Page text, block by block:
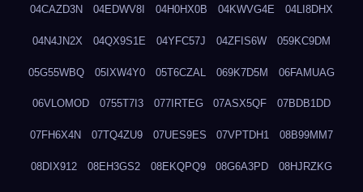
04CAZD3N 04EDWV8I 04H0HX0B 04KWVG4E 04LI8DHX
04N4JN2X 04QX9S1E 04YFC57J 04ZFIS6W 059KC9DM
05G55WBQ 05IXW4Y0 05T6CZAL 069K7D5M 06FAMUAG
06VLOMOD 0755T7I3 077IRTEG 07ASX5QF 07BDB1DD
07FH6X4N 07TQ4ZU9 07UES9ES 07VPTDH1 08B99MM7
08DIX912 08EH3GS2 08EKQPQ9 08G6A3PD 08HJRZKG